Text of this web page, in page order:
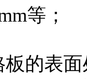
等；
的表面